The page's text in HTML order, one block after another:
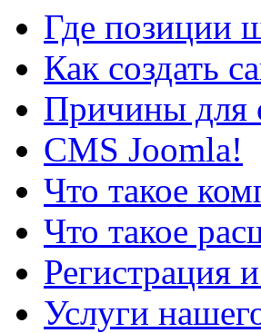
Где позиции
Как создать
Причины для
CMS Joomla!
Что такое
Что такое
Регистрация
Услуги